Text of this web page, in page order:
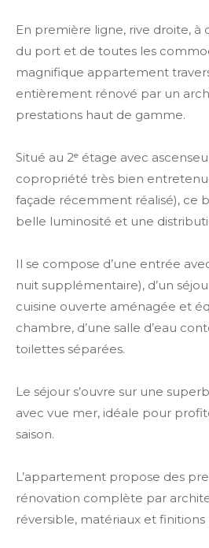
En première ligne, rive droite, à
du port et de toutes les
magnifique appartement
entièrement rénové par un
prestations haut de gamme.
Situé au 2ᵉ étage avec
copropriété très bien
façade récemment réalisé), ce
belle luminosité et une
Il se compose d’une entrée
nuit supplémentaire), d’un
cuisine ouverte aménagée et
chambre, d’une salle d’eau
toilettes séparées.
Le séjour s’ouvre sur une
avec vue mer, idéale pour
saison.
L’appartement propose des
rénovation complète par
réversible, matériaux et